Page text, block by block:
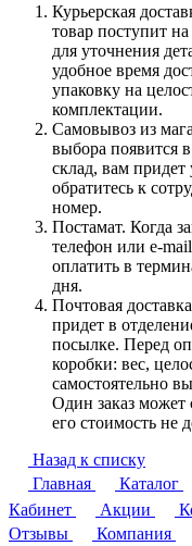
Курьерская
товар поступит
для уточнения
удобное время
упаковку на
комплектации.
Самовывоз из
выбора появится
склад, вам придет
обратитесь к
номер.
Постамат. Когда
телефон или e-
оплатить в
дня.
Почтовая
придет в
посылке. Перед
коробки: вес,
самостоятельно
Один заказ может
его стоимость не
Назад к списку
Главная
Каталог
Кабинет
Акции
Отзывы
Компания